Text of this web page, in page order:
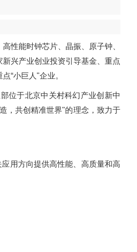
性能时钟芯片、晶振、原子钟、
兴产业创业投资引导基金、重点
“小巨人"企业。
位于北京中关村科幻产业创新中
，共创精准世界"的理念，致力于
用方向提供高性能、高质量和高